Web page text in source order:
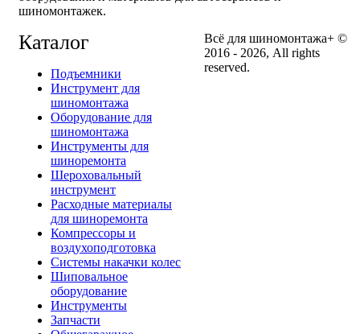
шиномонтажек.
Каталог
Подъемники
Инструмент для
шиномонтажа
Оборудование для
шиномонтажа
Инструменты для
шиноремонта
Шероховальный
инструмент
Расходные материалы
для шиноремонта
Компрессоры и
воздухоподготовка
Системы накачки колес
Шиповальное
оборудование
Инструменты
Запчасти
Всё для шиномонтажа+ ©
2016 - 2026, All rights
reserved.